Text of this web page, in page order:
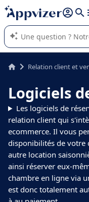
répondre (plusieurs
L'IA de Appvizer vous
logiciel SaaS en
Relation client et
Logiciels
Les logiciels de
relation client qui
ecommerce. Il vous
disponibilités de votre
autre location
ainsi réserver eux-
chambre en ligne via
est donc totalement